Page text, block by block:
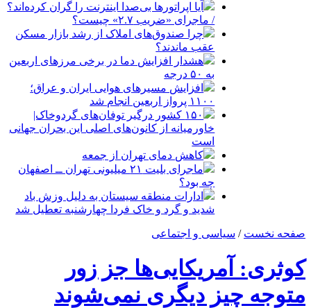
آیا اپراتورها بی‌صدا اینترنت را گران کرده‌اند؟
/ ماجرای «ضریب ۲.۷» چیست؟
چرا صندوق‌های املاک از رشد بازار مسکن
عقب ماندند؟
هشدار افزایش دما در برخی مرزهای اربعین
به ۵۰ درجه
افزایش مسیرهای هوایی ایران و عراق؛
۱۱۰۰ پرواز اربعین انجام شد
۱۵۰ کشور درگیر توفان‌های گردوخاک|
خاورمیانه از کانون‌های اصلی این بحران جهانی
است
کاهش دمای تهران از جمعه
ماجرای بلیت ۲۱ میلیونی تهران ــ اصفهان
چه بود؟
ادارات منطقه سیستان به دلیل وزش باد
شدید و گرد و خاک فردا چهارشنبه تعطیل شد
صفحه نخست / سیاسی و اجتماعی
کوثری: آمریکایی‌ها جز زور
متوجه چیز دیگری نمی‌شوند